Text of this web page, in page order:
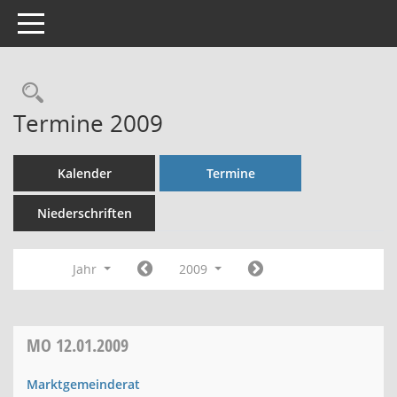
Toggle navigation
Rechercheauswahl
Termine 2009
Kalender Termine
Niederschriften
Jahr 2009
MO 12.01.2009
Marktgemeinderat